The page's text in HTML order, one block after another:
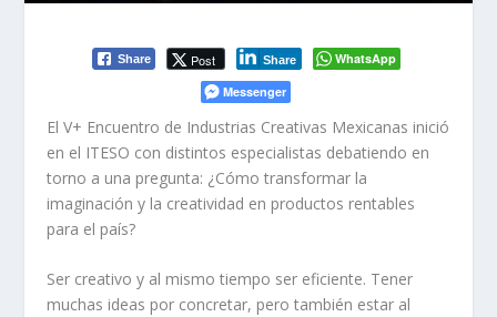
Share Post Share
WhatsApp
Messenger
El V+ Encuentro de Industrias Creativas Mexicanas inició
en el ITESO con distintos especialistas debatiendo en
torno a una pregunta: ¿Cómo transformar la
imaginación y la creatividad en productos rentables
para el país?
Ser creativo y al mismo tiempo ser eficiente. Tener
muchas ideas por concretar, pero también estar al